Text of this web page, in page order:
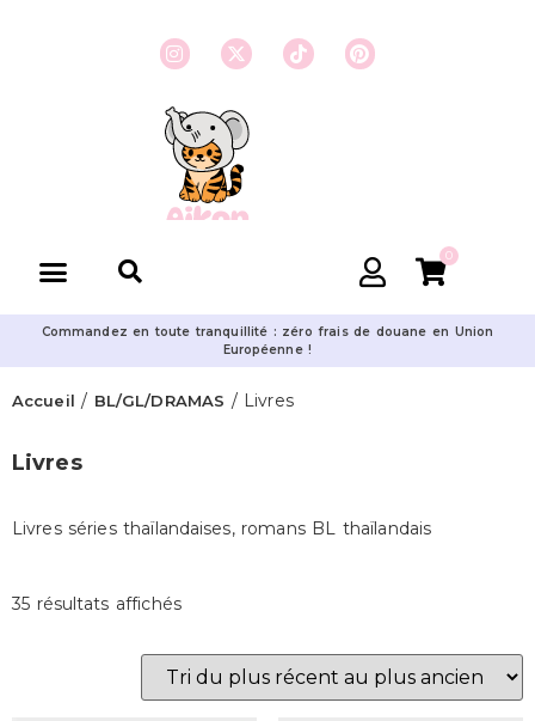
0
Commandez en toute tranquillité : zéro frais de douane en Union
Européenne !
Accueil / BL/GL/DRAMAS / Livres
Livres
Livres séries thaïlandaises, romans BL thaïlandais
35 résultats affichés